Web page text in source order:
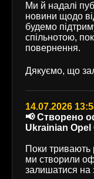
Ми й надалі
новини щодо
будемо
спільнотою,
повернення.
Дякуємо, що
14.07.2026
📢 Створено
Ukrainian Opel
Поки тривають
ми створили
залишатися на